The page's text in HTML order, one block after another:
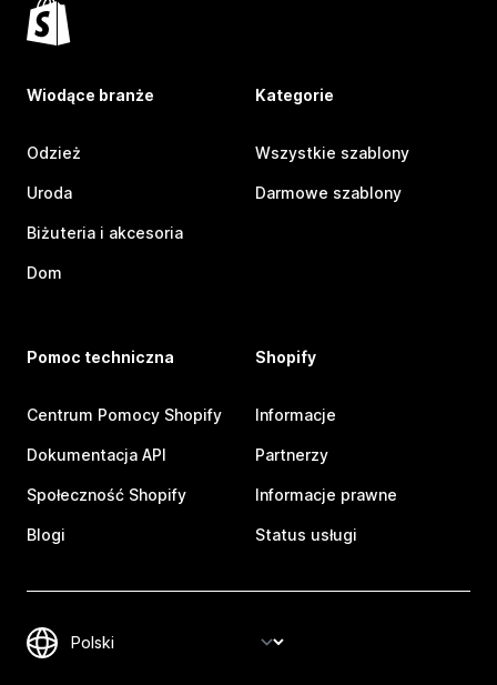
Wiodące branże
Odzież
Uroda
Biżuteria i akcesoria
Dom
Kategorie
Wszystkie szablony
Darmowe szablony
Pomoc techniczna
Centrum Pomocy Shopify
Dokumentacja API
Społeczność Shopify
Blogi
Shopify
Informacje
Partnerzy
Informacje prawne
Status usługi